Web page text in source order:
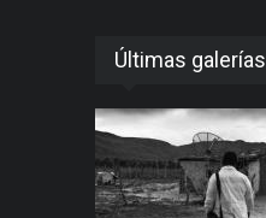
Últimas galerías